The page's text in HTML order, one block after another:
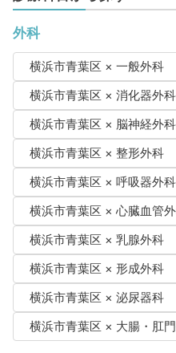
外科
横浜市青葉区 × 一般外科
横浜市青葉区 × 消化器外科
横浜市青葉区 × 脳神経外科
横浜市青葉区 × 整形外科
横浜市青葉区 × 呼吸器外科
横浜市青葉区 × 心臓血管
横浜市青葉区 × 乳腺外科
横浜市青葉区 × 形成外科
横浜市青葉区 × 泌尿器科
横浜市青葉区 × 大腸・肛